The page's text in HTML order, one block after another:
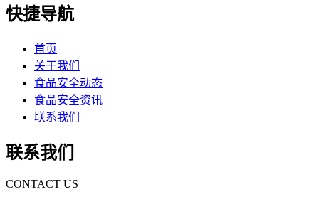
快捷导航
首页
关于我们
食品安全动态
食品安全资讯
联系我们
联系我们
CONTACT US